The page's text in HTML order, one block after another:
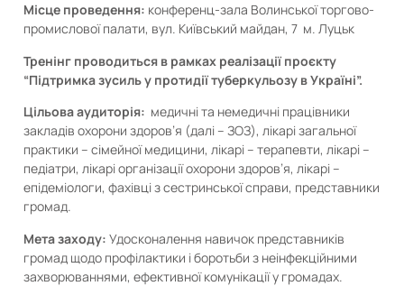
Місце проведення: конференц-зала Волинської торгово-
промислової палати, вул. Київський майдан, 7 м. Луцьк
Тренінг проводиться в рамках реалізації проєкту
“Підтримка зусиль у протидії туберкульозу в Україні”.
Цільова аудиторія: медичні та немедичні працівники
закладів охорони здоров’я (далі – ЗОЗ), лікарі загальної
практики – сімейної медицини, лікарі – терапевти, лікарі –
педіатри, лікарі організації охорони здоров’я, лікарі –
епідеміологи, фахівці з сестринської справи, представники
громад.
Мета заходу: Удосконалення навичок представників
громад щодо профілактики і боротьби з неінфекційними
захворюваннями, ефективної комунікації у громадах.